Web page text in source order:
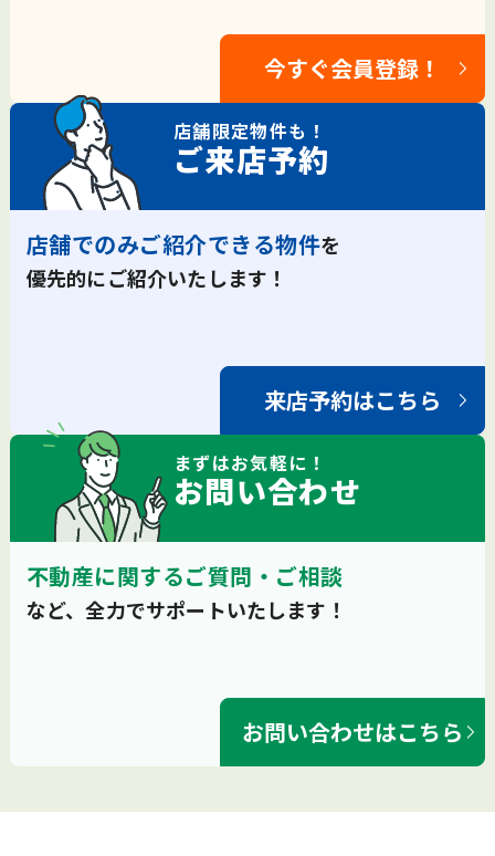
今すぐ会員登録！
店舗限定物件も！
ご来店予約
店舗でのみご紹介できる物件を
優先的にご紹介いたします！
来店予約はこちら
まずはお気軽に！
お問い合わせ
不動産に関するご質問・ご相談
など、全力でサポートいたします！
お問い合わせはこちら